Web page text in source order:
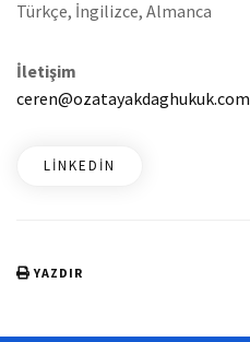
Türkçe, İngilizce, Almanca
İletişim
ceren@ozatayakdaghukuk.com
LINKEDIN
YAZDIR